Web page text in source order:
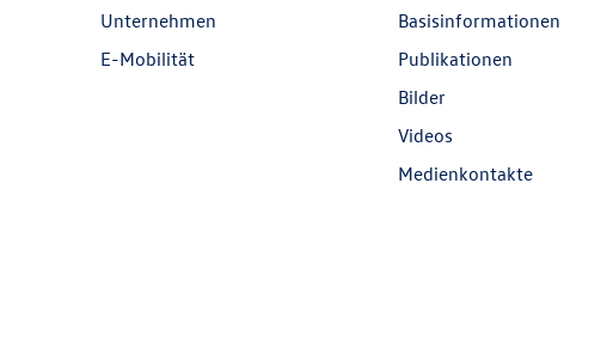
Unternehmen
E-Mobilität
Basisinformationen
Publikationen
Bilder
Videos
Medienkontakte